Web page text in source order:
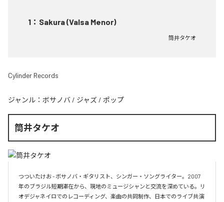
1 ： Sakura (Valsa Menor)
筒井タケオ
Cylinder Records
ジャンル： ボサノバ / ジャズ / ポップ
筒井タケオ
つついたけお - ボサノバ・ギタリスト、シンガー・ソングライター。2007
年のブラジル短期滞在から、現地のミュージシャンと交流を深めている。リ
オデジャネイロでのレコーディング、楽曲の共同制作、日本でのライブ共演